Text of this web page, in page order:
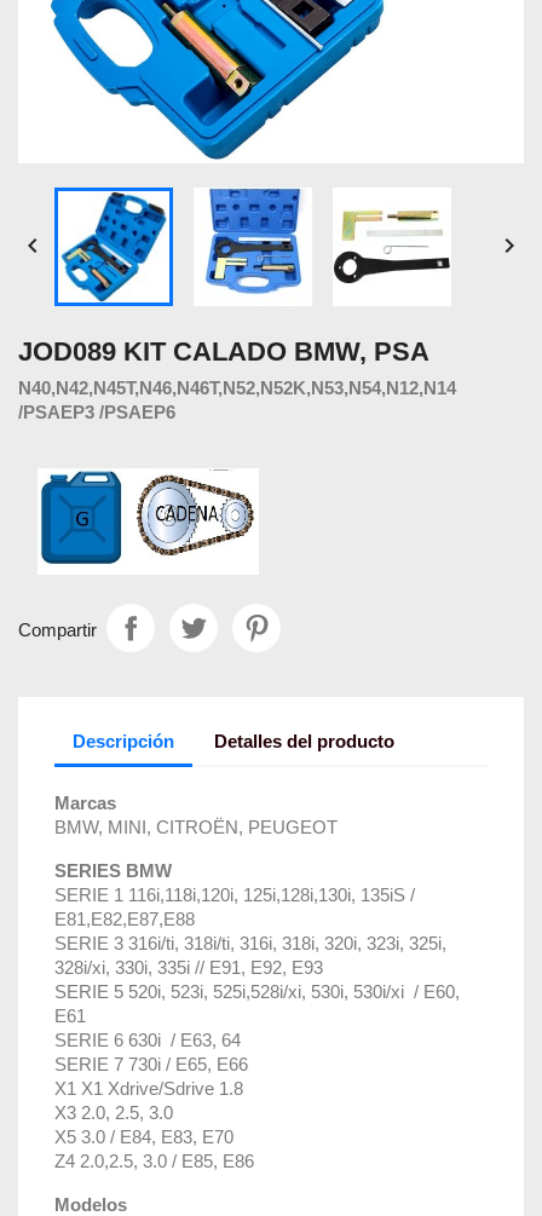
 
JOD089 KIT CALADO BMW, PSA
N40,N42,N45T,N46,N46T,N52,N52K,N53,N54,N12,N14
/PSAEP3 /PSAEP6
Compartir
Descripción Detalles del producto
Marcas
BMW, MINI, CITROËN, PEUGEOT
SERIES BMW
SERIE 1 116i,118i,120i, 125i,128i,130i, 135iS /
E81,E82,E87,E88
SERIE 3 316i/ti, 318i/ti, 316i, 318i, 320i, 323i, 325i,
328i/xi, 330i, 335i // E91, E92, E93
SERIE 5 520i, 523i, 525i,528i/xi, 530i, 530i/xi / E60,
E61
SERIE 6 630i / E63, 64
SERIE 7 730i / E65, E66
X1 X1 Xdrive/Sdrive 1.8
X3 2.0, 2.5, 3.0
X5 3.0 / E84, E83, E70
Z4 2.0,2.5, 3.0 / E85, E86
Modelos